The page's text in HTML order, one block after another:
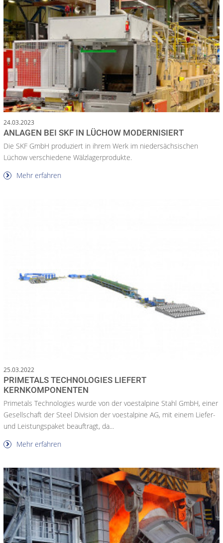
24.03.2023
ANLAGEN BEI SKF IN LÜCHOW MODERNISIERT
Die SKF GmbH produziert in ihrem Werk im niedersächsischen
Lüchow verschiedene Wälzlagerprodukte.
Mehr erfahren
25.03.2022
PRIMETALS TECHNOLOGIES LIEFERT
KERNKOMPONENTEN
Primetals Technologies wurde von der voestalpine Stahl GmbH, einer
Gesellschaft der Steel Division der voestalpine AG, mit einem Liefer-
und Leistungspaket beauftragt, da...
Mehr erfahren